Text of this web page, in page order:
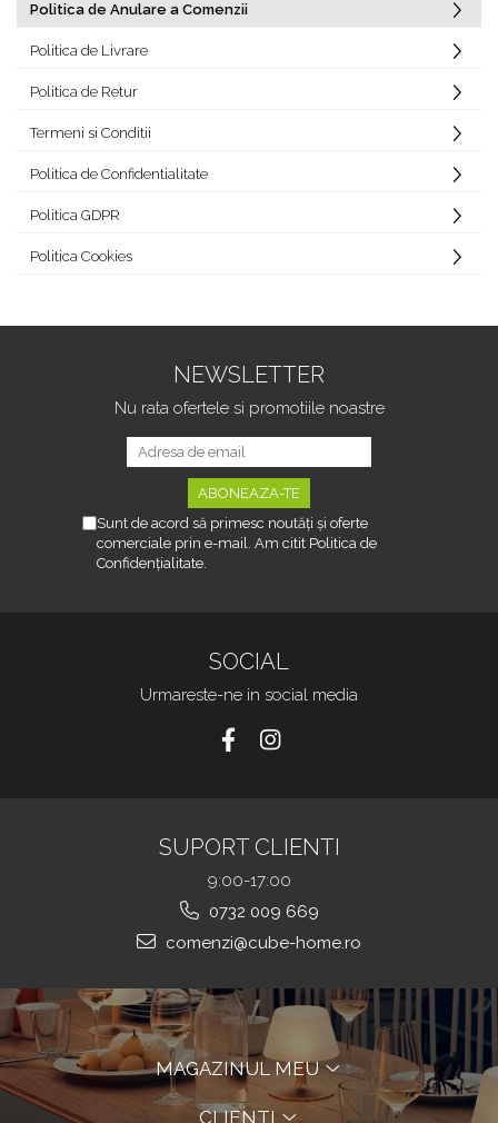
Politica de Anulare a Comenzii
Politica de Livrare
Politica de Retur
Termeni si Conditii
Politica de Confidentialitate
Politica GDPR
Politica Cookies
NEWSLETTER
Nu rata ofertele si promotiile noastre
Sunt de acord să primesc noutăți și oferte
comerciale prin e-mail. Am citit Politica de
Confidențialitate.
SOCIAL
Urmareste-ne in social media
SUPORT CLIENTI
9:00-17:00
0732 009 669
comenzi@cube-home.ro
MAGAZINUL MEU
CLIENTI